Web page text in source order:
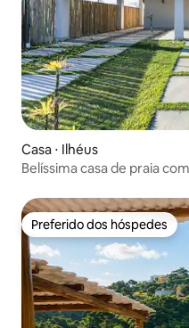
Casa ⋅ Ilhéus
Belíssima casa de praia
Preferido dos hóspedes
Preferido dos hóspedes